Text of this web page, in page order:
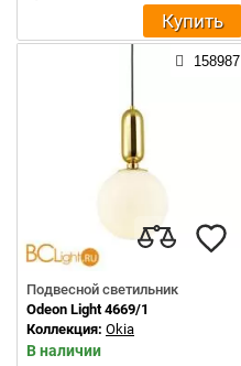
Купить
158987
Подвесной светильник
Odeon Light 4669/1
Коллекция: Okia
В наличии